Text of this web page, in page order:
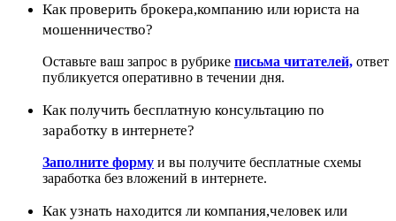
Как проверить брокера,компанию или юриста на
мошенничество?
Оставьте ваш запрос в рубрике письма читателей, ответ
публикуется оперативно в течении дня.
Как получить бесплатную консультацию по
заработку в интернете?
Заполните форму и вы получите бесплатные схемы
заработка без вложений в интернете.
Как узнать находится ли компания,человек или